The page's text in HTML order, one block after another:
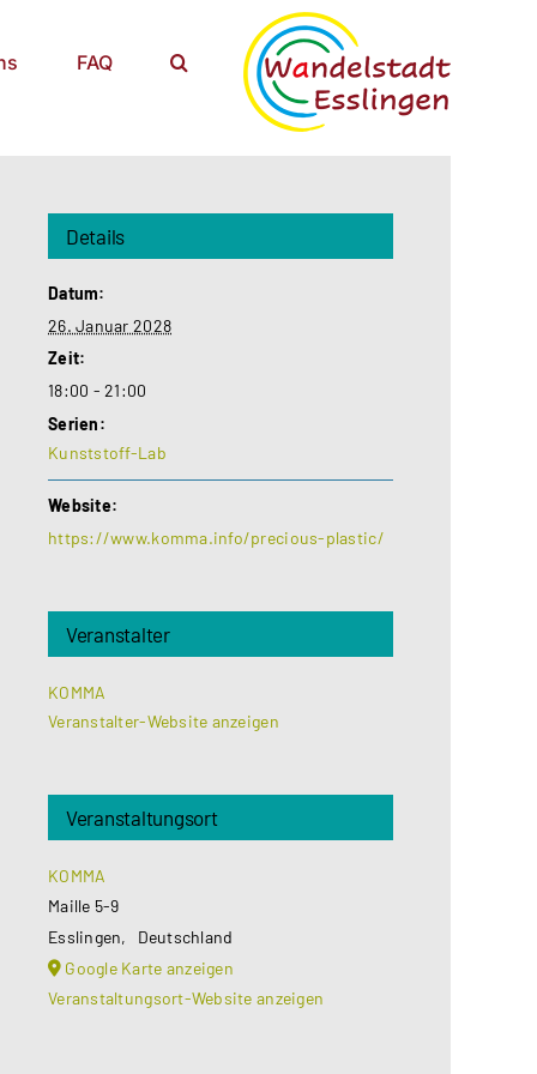
FAQ
Details
Datum:
26. Januar 2028
Zeit:
18:00 - 21:00
Serien:
Kunststoff-Lab
Website:
https://www.komma.info/precious-plastic/
Veranstalter
KOMMA
Veranstalter-Website anzeigen
Veranstaltungsort
KOMMA
Maille 5-9
Esslingen,
Deutschland
Google Karte anzeigen
Veranstaltungsort-Website anzeigen